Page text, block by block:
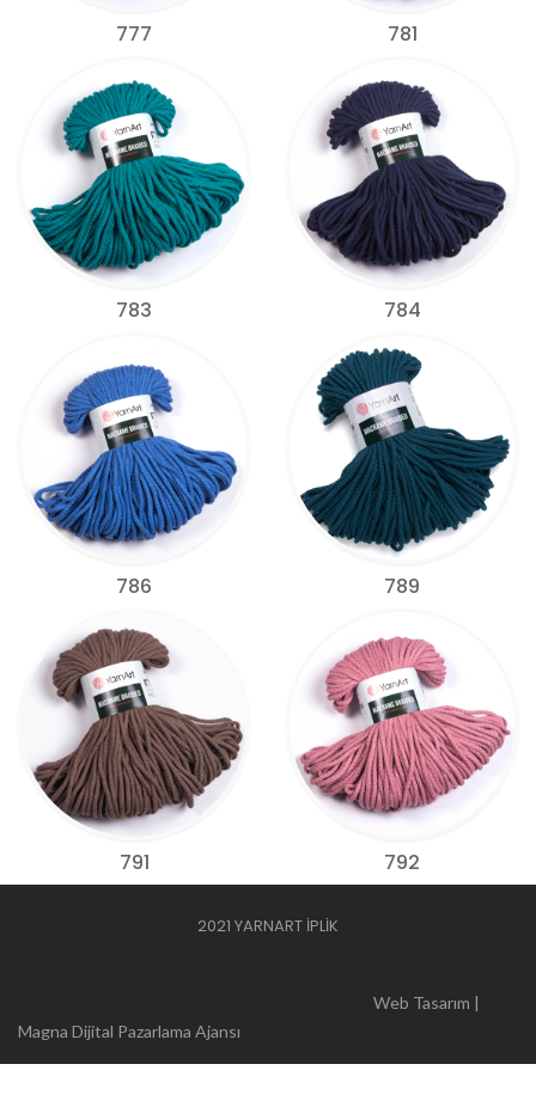
777 781
783 784
786 789
791 792
2021 YARNART İPLİK
Web Tasarım |
Magna Dijital Pazarlama Ajansı